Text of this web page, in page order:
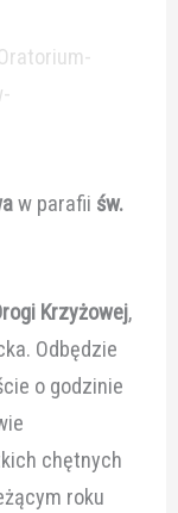
w parafii św.
Krzyżowej,
Odbędzie
o godzinie
chętnych
roku